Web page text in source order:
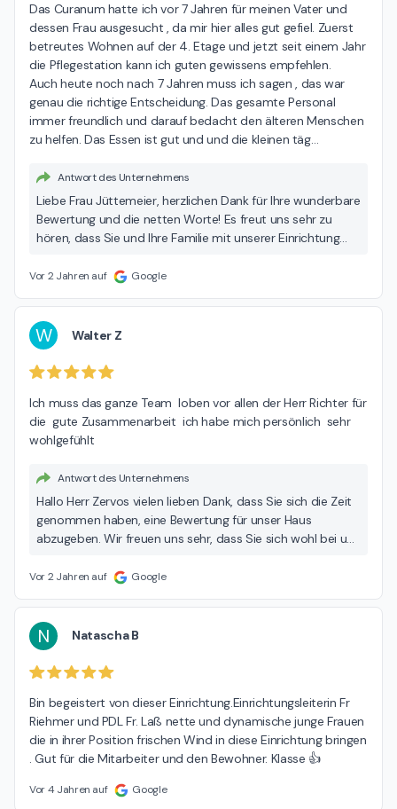
Unannehmlichkeiten entschuldigen. Tatsächlich gab es in
dem Zimmer Ihrer Mutter einen Wasserschaden, wodurch
wir gezwungen waren, Trocknungsgeräte einzusetzen. Um
dies schnellstmöglich zu ermöglichen, wurde die
persönliche Habe Ihrer Mutter zügig verpackt. Uns ist
bewusst, dass dieser Prozess nicht üblich war und
möglicherweise zu Verwirrung geführt hat. Leider können
wir nach dieser Zeit keine genauen Aussagen mehr zu
Versorgung unserer Bewohner möchten wir betonen, dass
unser Pflege- und Betreuungsteam sich mit viel
Engagement und Empathie um das Wohl jedes Einzelnen
kümmert, unabhängig von ihrer Mobilität oder
Bewohner erhalten bei uns gezielte Einzelbetreuung und
sicherzustellen, dass sie gut versorgt sind. Angebote zur
sozialen und mentalen Betreuung sind ein zentraler
Bestandteil unseres Konzeptes, da es uns wichtig ist, nicht
nur pflegerische, sondern auch persönliche Bedürfnisse zu
offene Fragen und Ungereimtheiten persönlich zu klären
und freuen uns daher über eine Kontaktaufnahme
Ihrerseits. Vielen Dank und freundliche Grüße Ihr Team der
Das Curanum hatte ich vor 7 Jahren für meinen Vater und
dessen Frau ausgesucht , da mir hier alles gut gefiel. Zuerst
betreutes Wohnen auf der 4. Etage und jetzt seit einem Jahr
die Pflegestation kann ich guten gewissens empfehlen.
Auch heute noch nach 7 Jahren muss ich sagen , das war
genau die richtige Entscheidung. Das gesamte Personal
immer freundlich und darauf bedacht den älteren Menschen
zu helfen. Das Essen ist gut und und die kleinen täg…
Antwort des Unternehmens
Liebe Frau Jüttemeier, herzlichen Dank für Ihre wunderbare
Bewertung und die netten Worte! Es freut uns sehr zu
hören, dass Sie und Ihre Familie mit unserer Einrichtung
Ihre positive Erfahrung mit unserem betreuten Wohnen
Bestätigung unserer Arbeit und motiviert uns. Mit
freundlichen Grüßen Ihr Team der Seniorenresidenz
Curanum Düsselhof
Vor 2 Jahren auf Google
W Walter Z
Ich muss das ganze Team  loben vor allen der Herr Richter für
die  gute Zusammenarbeit  ich habe mich persönlich  sehr
wohlgefühlt
Antwort des Unternehmens
Hallo Herr Zervos vielen lieben Dank, dass Sie sich die Zeit
genommen haben, eine Bewertung für unser Haus
abzugeben. Wir freuen uns sehr, dass Sie sich wohl bei uns
Rodemann – Einrichtungsleitung Seniorenresidenz
Vor 2 Jahren auf Google
N Natascha B
Bin begeistert von dieser Einrichtung.Einrichtungsleiterin Fr
Riehmer und PDL Fr. Laß nette und dynamische junge Frauen
die in ihrer Position frischen Wind in diese Einrichtung bringen
. Gut für die Mitarbeiter und den Bewohner. Klasse 👍
Vor 4 Jahren auf Google